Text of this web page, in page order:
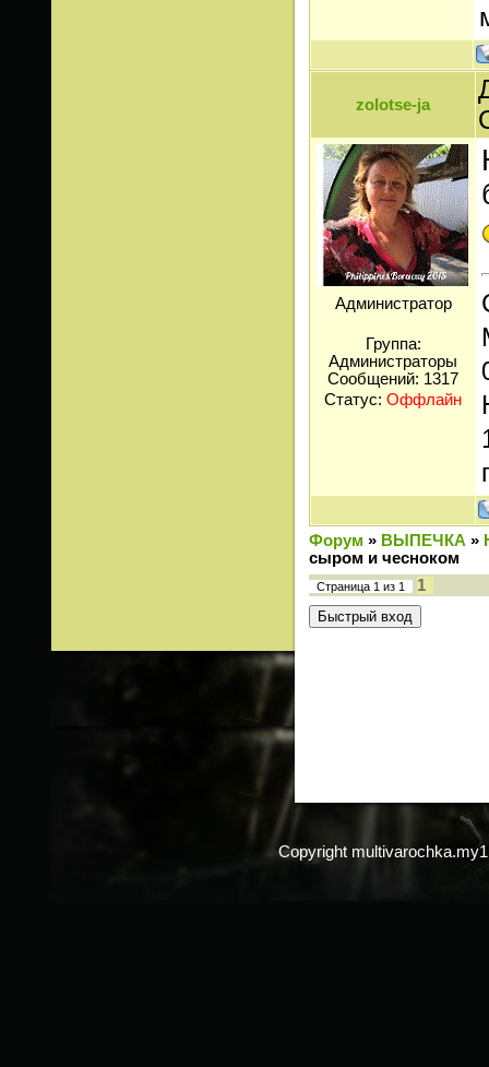
zolotse-ja
Администратор
Группа:
Администраторы
Сообщений: 1317
Статус: Оффлайн
Форум » ВЫПЕЧКА »
сыром и чесноком
Страница 1 из 1 1
Copyright